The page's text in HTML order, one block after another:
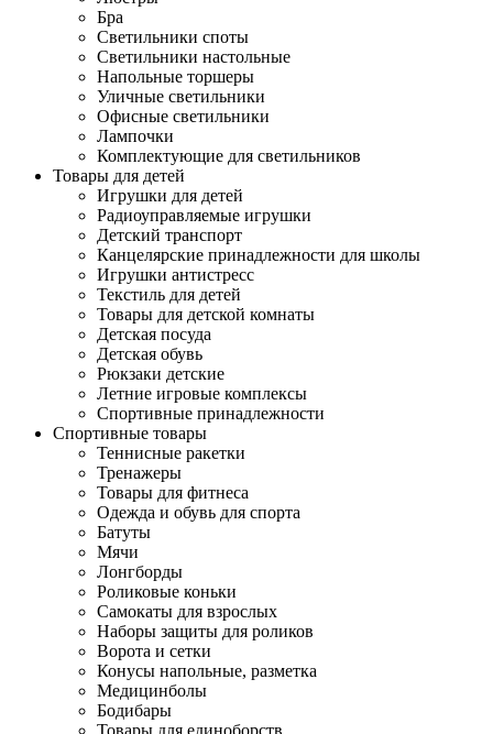
Бра
Светильники споты
Светильники настольные
Напольные торшеры
Уличные светильники
Офисные светильники
Лампочки
Комплектующие для светильников
Товары для детей
Игрушки для детей
Радиоуправляемые игрушки
Детский транспорт
Канцелярские принадлежности для школы
Игрушки антистресс
Текстиль для детей
Товары для детской комнаты
Детская посуда
Детская обувь
Рюкзаки детские
Летние игровые комплексы
Спортивные принадлежности
Спортивные товары
Теннисные ракетки
Тренажеры
Товары для фитнеса
Одежда и обувь для спорта
Батуты
Мячи
Лонгборды
Роликовые коньки
Самокаты для взрослых
Наборы защиты для роликов
Ворота и сетки
Конусы напольные, разметка
Медицинболы
Бодибары
Товары для единоборств